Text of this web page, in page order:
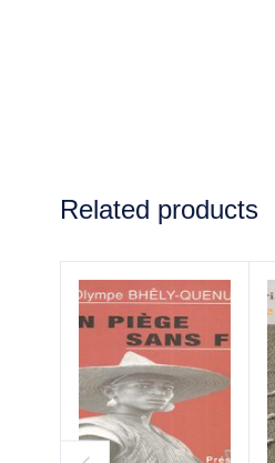
Related products